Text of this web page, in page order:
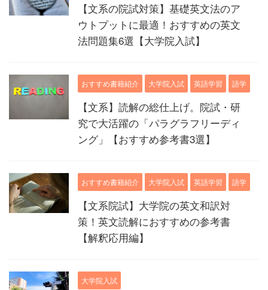
【文系の院試対策】基礎英文法のア
ウトプットに最適！おすすめの英文
法問題集6選【大学院入試】
おすすめ書籍紹介 大学院入試 英語学習 語学
【文系】読解の総仕上げ。院試・研
究で大活躍の「パラグラフリーディ
ング」【おすすめ参考書3選】
おすすめ書籍紹介 大学院入試 英語学習 語学
【文系院試】大学院の英文和訳対
策！英文読解におすすめの参考書
【解釈応用編】
大学院入試